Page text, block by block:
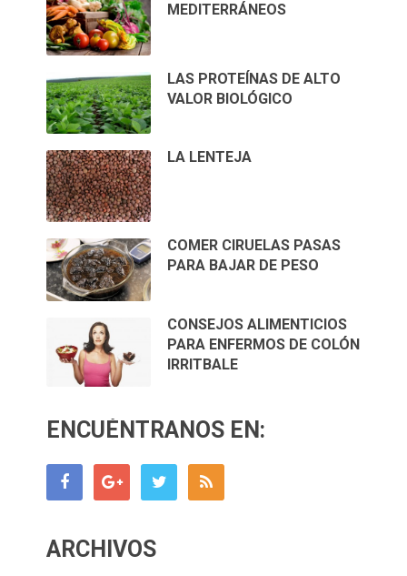
MEDITERRÁNEOS
LAS PROTEÍNAS DE ALTO
VALOR BIOLÓGICO
LA LENTEJA
COMER CIRUELAS PASAS
PARA BAJAR DE PESO
CONSEJOS ALIMENTICIOS
PARA ENFERMOS DE COLÓN
IRRITBALE
ENCUÉNTRANOS EN:
ARCHIVOS